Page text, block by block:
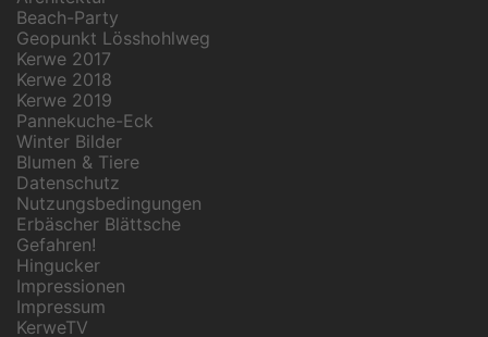
Beach-Party
Geopunkt Lösshohlweg
Kerwe 2017
Kerwe 2018
Kerwe 2019
Pannekuche-Eck
Winter Bilder
Blumen & Tiere
Datenschutz
Nutzungsbedingungen
Erbäscher Blättsche
Gefahren!
Hingucker
Impressionen
Impressum
KerweTV